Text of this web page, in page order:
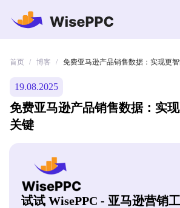
首页 / 博客 / 免费亚马逊产品销售数据：实现更
19.08.2025
免费亚马逊产品销售数据：实
关键
试试 WisePPC - 亚马逊营销